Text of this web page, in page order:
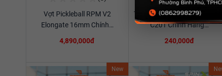
Vợt Pickleball RPM V2
Elongate 16mm Chính…
4,890,000đ
Túi Thể Thao Cầu Lông Ywyat
C201 Chính Hãng…
240,000đ
New